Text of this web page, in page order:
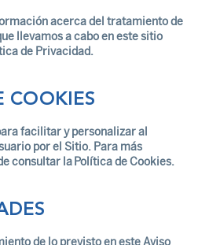
acerca del tratamiento de
llevamos a cabo en este sitio
de Privacidad.
COOKIES
facilitar y personalizar al
por el Sitio. Para más
consultar la Política de Cookies.
de lo previsto en este Aviso